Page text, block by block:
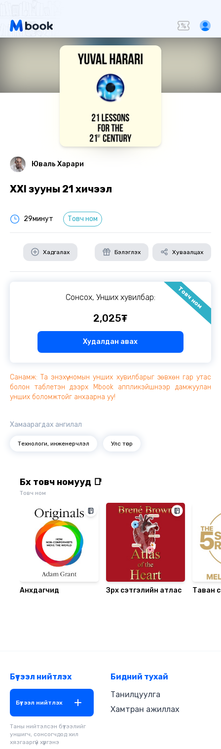
Юваль Харари
XXI зууны 21 хичээл
29минут Товч ном
Хадгалах Бэлэглэх Хуваалцах
Товч ном
Сонсох, Унших хувилбар:
2,025₮
Худалдан авах
Санамж: Та энэхүү номын унших хувилбарыг зөвхөн гар утас
болон таблетэн дээрх Mbook аппликэйшнээр дамжуулан
унших боломжтойг анхаарна уу!
Хамаарагдах ангилал
Технологи, инженерчлэл Улс төр
Бүх товч номууд 📑
Товч ном
Анхдагчид Зүрх сэтгэлийн атлас
Таван
Бүтээл нийтлэх
Бүтээл нийтлэх
Таны нийтэлсэн бүтээлийг
уншигч, сонсогчдод хил
хязгааргүй хүргэнэ
Бидний тухай
Танилцуулга
Хамтран ажиллах